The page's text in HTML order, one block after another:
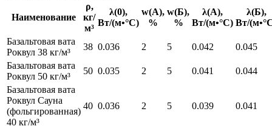
Наименование
ρ,
кг/
м³
λ(0),
Вт/(м•°С)
w(А),
%
w(Б),
%
λ(А),
Вт/(м•°С)
λ(Б),
Вт/
Базальтовая вата
Роквул 38 кг/м³
38 0.036 2 5 0.042
0.045
Базальтовая вата
Роквул 50 кг/м³
50 0.035 2 5 0.041
0.044
Базальтовая вата
Роквул Сауна
(фольгированная)
40 кг/м³
40 0.036 2 5 0.039 0.041